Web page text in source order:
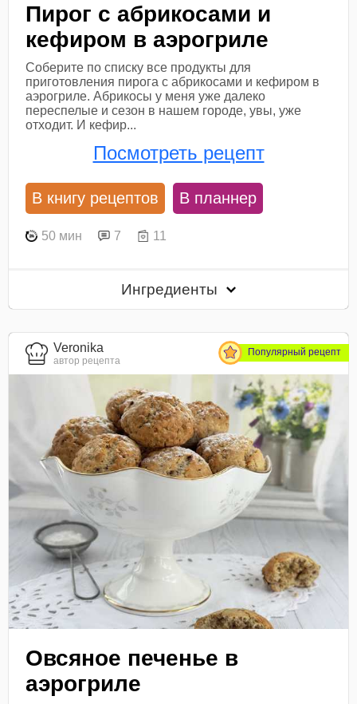
Пирог с абрикосами и
кефиром в аэрогриле
Соберите по списку все продукты для
приготовления пирога с абрикосами и кефиром в
аэрогриле. Абрикосы у меня уже далеко
переспелые и сезон в нашем городе, увы, уже
отходит. И кефир...
Посмотреть рецепт
В книгу рецептов В планнер
50 мин 7 11
Ингредиенты
Veronika
автор рецепта
Популярный рецепт
Овсяное печенье в
аэрогриле